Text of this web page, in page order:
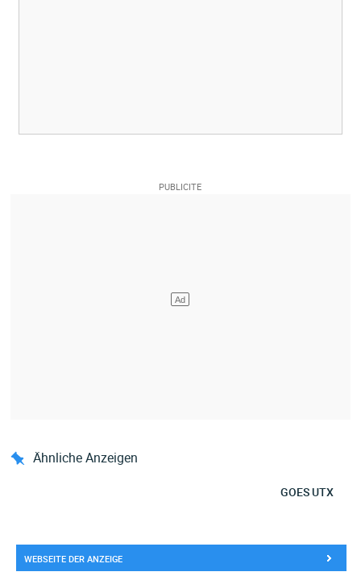
Ähnliche Anzeigen
GOES UTX
WEBSEITE DER ANZEIGE